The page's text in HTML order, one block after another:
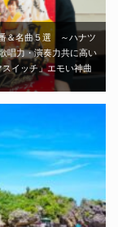
＆名曲５選 ～ハナツ
唱力・演奏力共に高い
イッチ」エモい神曲